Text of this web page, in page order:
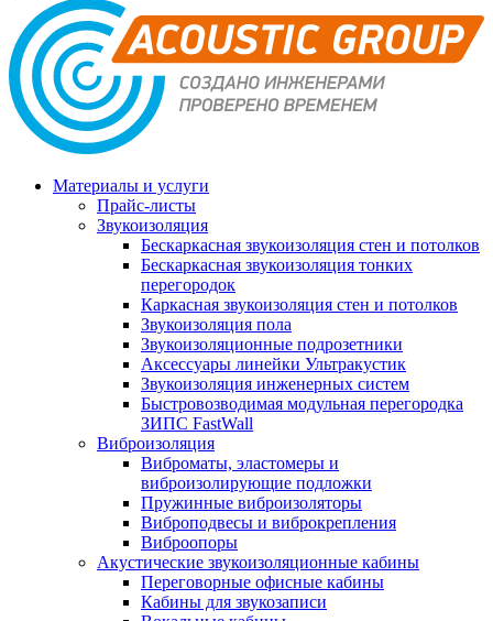
Материалы и услуги
Прайс-листы
Звукоизоляция
Бескаркасная звукоизоляция стен и потолков
Бескаркасная звукоизоляция тонких
перегородок
Каркасная звукоизоляция стен и потолков
Звукоизоляция пола
Звукоизоляционные подрозетники
Аксессуары линейки Ультракустик
Звукоизоляция инженерных систем
Быстровозводимая модульная перегородка
ЗИПС FastWall
Виброизоляция
Виброматы, эластомеры и
виброизолирующие подложки
Пружинные виброизоляторы
Виброподвесы и виброкрепления
Виброопоры
Акустические звукоизоляционные кабины
Переговорные офисные кабины
Кабины для звукозаписи